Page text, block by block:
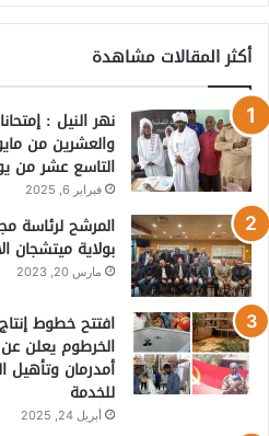
أكثر المقالات مشاهدة
نهر النيل :
والعشرين من
التاسع عشر من
فبراير 6, 2025
المرشح لرئاسة
بولاية ميتشجان
مارس 20, 2023
افتتح خطوط
الخرطوم يعلن عن
أمدرمان
للخدمة
أبريل 24, 2025